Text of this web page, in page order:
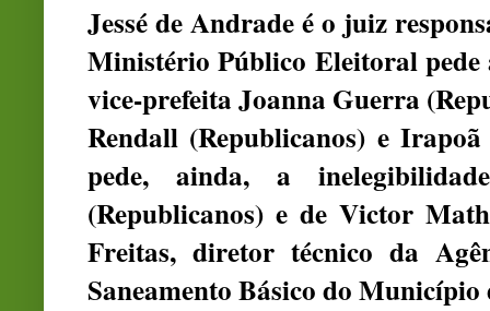
Jessé de Andrade é o juiz
Ministério Público Eleitoral pede
vice-prefeita Joanna Guerra
Rendall (Republicanos) e
pede, ainda, a
(Republicanos) e de Victor
Freitas, diretor técnico da
Saneamento Básico do